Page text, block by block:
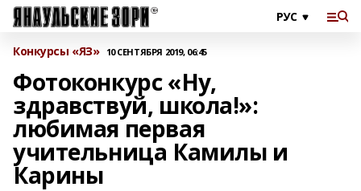
Конкурсы «ЯЗ» 10 СЕНТЯБРЯ 2019, 06:45
Фотоконкурс «Ну,
здравствуй, школа!»:
любимая первая
учительница Камилы и
Карины